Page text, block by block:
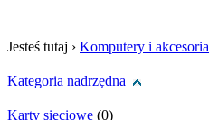
Jesteś tutaj › Komputery i akcesoria
Kategoria nadrzędna
Karty sieciowe (0)